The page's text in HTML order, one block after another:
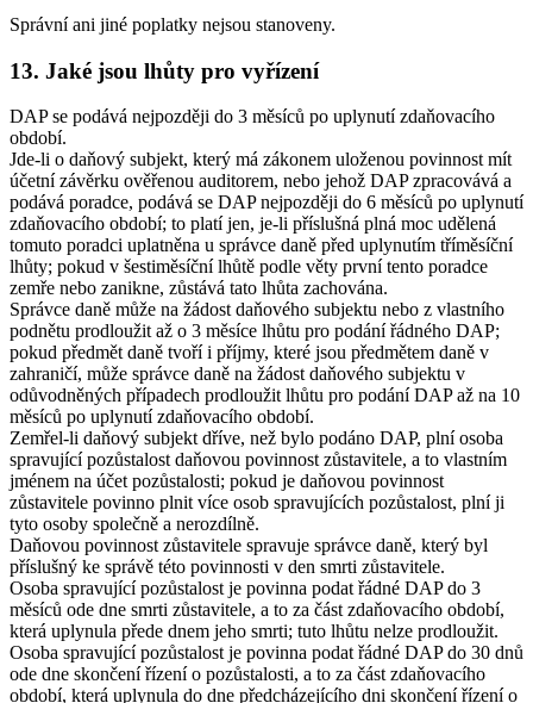
Správní ani jiné poplatky nejsou stanoveny.
13. Jaké jsou lhůty pro vyřízení
DAP se podává nejpozději do 3 měsíců po uplynutí zdaňovacího
období.
Jde-li o daňový subjekt, který má zákonem uloženou povinnost mít
účetní závěrku ověřenou auditorem, nebo jehož DAP zpracovává a
podává poradce, podává se DAP nejpozději do 6 měsíců po uplynutí
zdaňovacího období; to platí jen, je-li příslušná plná moc udělená
tomuto poradci uplatněna u správce daně před uplynutím tříměsíční
lhůty; pokud v šestiměsíční lhůtě podle věty první tento poradce
zemře nebo zanikne, zůstává tato lhůta zachována.
Správce daně může na žádost daňového subjektu nebo z vlastního
podnětu prodloužit až o 3 měsíce lhůtu pro podání řádného DAP;
pokud předmět daně tvoří i příjmy, které jsou předmětem daně v
zahraničí, může správce daně na žádost daňového subjektu v
odůvodněných případech prodloužit lhůtu pro podání DAP až na 10
měsíců po uplynutí zdaňovacího období.
Zemřel-li daňový subjekt dříve, než bylo podáno DAP, plní osoba
spravující pozůstalost daňovou povinnost zůstavitele, a to vlastním
jménem na účet pozůstalosti; pokud je daňovou povinnost
zůstavitele povinno plnit více osob spravujících pozůstalost, plní ji
tyto osoby společně a nerozdílně.
Daňovou povinnost zůstavitele spravuje správce daně, který byl
příslušný ke správě této povinnosti v den smrti zůstavitele.
Osoba spravující pozůstalost je povinna podat řádné DAP do 3
měsíců ode dne smrti zůstavitele, a to za část zdaňovacího období,
která uplynula přede dnem jeho smrti; tuto lhůtu nelze prodloužit.
Osoba spravující pozůstalost je povinna podat řádné DAP do 30 dnů
ode dne skončení řízení o pozůstalosti, a to za část zdaňovacího
období, která uplynula do dne předcházejícího dni skončení řízení o